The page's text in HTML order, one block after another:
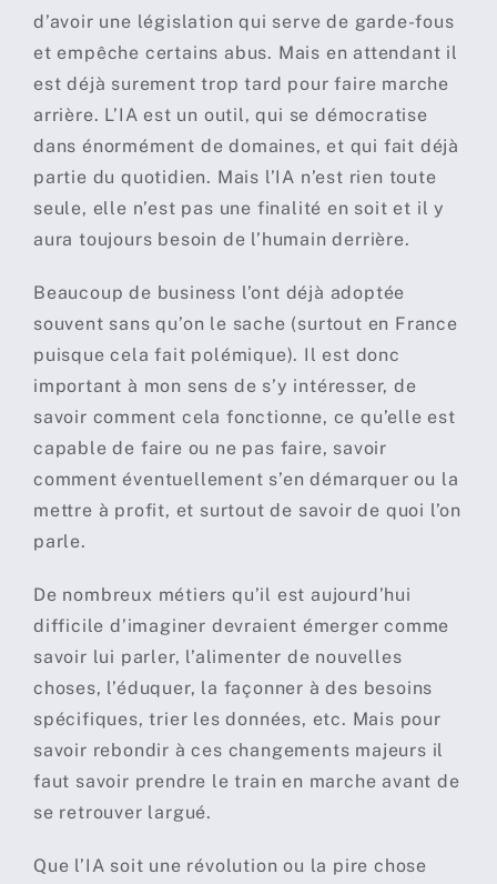
d’avoir une législation qui serve de garde-fous
et empêche certains abus. Mais en attendant il
est déjà surement trop tard pour faire marche
arrière. L’IA est un outil, qui se démocratise
dans énormément de domaines, et qui fait déjà
partie du quotidien. Mais l’IA n’est rien toute
seule, elle n’est pas une finalité en soit et il y
aura toujours besoin de l’humain derrière.
Beaucoup de business l’ont déjà adoptée
souvent sans qu’on le sache (surtout en France
puisque cela fait polémique). Il est donc
important à mon sens de s’y intéresser, de
savoir comment cela fonctionne, ce qu’elle est
capable de faire ou ne pas faire, savoir
comment éventuellement s’en démarquer ou la
mettre à profit, et surtout de savoir de quoi l’on
parle.
De nombreux métiers qu’il est aujourd’hui
difficile d’imaginer devraient émerger comme
savoir lui parler, l’alimenter de nouvelles
choses, l’éduquer, la façonner à des besoins
spécifiques, trier les données, etc. Mais pour
savoir rebondir à ces changements majeurs il
faut savoir prendre le train en marche avant de
se retrouver largué.
Que l’IA soit une révolution ou la pire chose